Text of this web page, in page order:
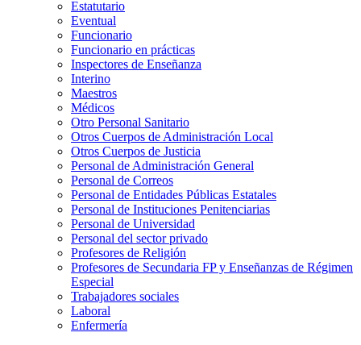
Estatutario
Eventual
Funcionario
Funcionario en prácticas
Inspectores de Enseñanza
Interino
Maestros
Médicos
Otro Personal Sanitario
Otros Cuerpos de Administración Local
Otros Cuerpos de Justicia
Personal de Administración General
Personal de Correos
Personal de Entidades Públicas Estatales
Personal de Instituciones Penitenciarias
Personal de Universidad
Personal del sector privado
Profesores de Religión
Profesores de Secundaria FP y Enseñanzas de Régimen
Especial
Trabajadores sociales
Laboral
Enfermería